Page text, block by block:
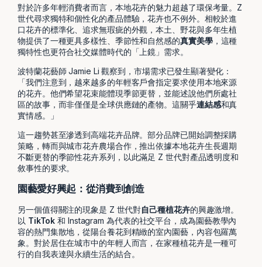
對於許多年輕消費者而言，本地花卉的魅力超越了環保考量。Z
世代尋求獨特和個性化的產品體驗，花卉也不例外。相較於進
口花卉的標準化、追求無瑕疵的外觀，本土、野花與多年生植
物提供了一種更具多樣性、季節性和自然感的真實美學，這種
獨特性也更符合社交媒體時代的「上鏡」需求。
波特蘭花藝師 Jamie Li 觀察到，市場需求已發生顯著變化：
「我們注意到，越來越多的年輕客戶會指定要求使用本地來源
的花卉。他們希望花束能體現季節更替，並能述說他們所處社
區的故事，而非僅僅是全球供應鏈的產物。這關乎連結感和真
實情感。」
這一趨勢甚至滲透到高端花卉品牌。部分品牌已開始調整採購
策略，轉而與城市花卉農場合作，推出依據本地花卉生長週期
不斷更替的季節性花卉系列，以此滿足 Z 世代對產品透明度和
敘事性的要求。
園藝愛好興起：從消費到創造
另一個值得關注的現象是 Z 世代對自己種植花卉的興趣激增。
以 TikTok 和 Instagram 為代表的社交平台，成為園藝教學內
容的熱門集散地，從陽台養花到精緻的室內園藝，內容包羅萬
象。對於居住在城市中的年輕人而言，在家種植花卉是一種可
行的自我表達與永續生活的結合。